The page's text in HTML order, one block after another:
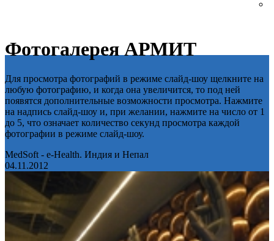
Фотогалерея АРМИТ
Для просмотра фотографий в режиме слайд-шоу щелкните на
любую фотографию, и когда она увеличится, то под ней
появятся дополнительные возможности просмотра. Нажмите
на надпись слайд-шоу и, при желании, нажмите на число от 1
до 5, что означает количество секунд просмотра каждой
фотографии в режиме слайд-шоу.
MedSoft - e-Health. Индия и Непал
04.11.2012